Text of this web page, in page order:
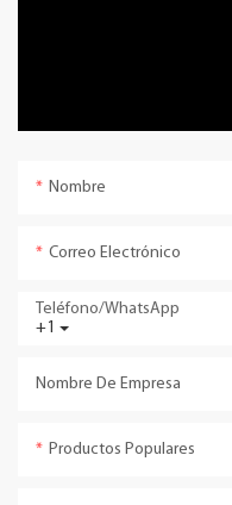
Nombre
Correo Electrónico
+1
Teléfono/WhatsApp
Nombre De Empresa
Productos Populares